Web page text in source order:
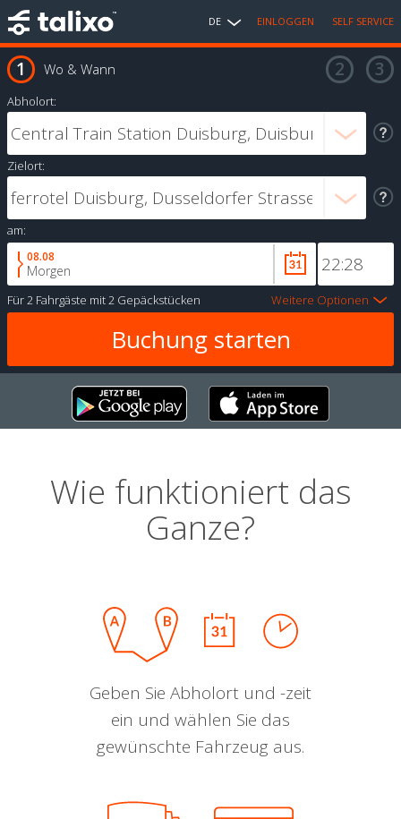
DE EINLOGGEN SELF SERVICE
Wo & Wann
Abholort:
Zielort:
am:
08.08
Morgen
Für2 Fahrgäste mit2 Gepäckstücken Weitere Optionen
Wie funktioniert das
Ganze?
Geben Sie Abholort und -zeit
ein und wählen Sie das
gewünschte Fahrzeug aus.